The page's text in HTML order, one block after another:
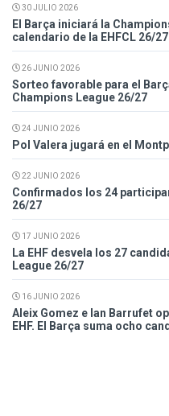
30 JULIO 2026
El Barça iniciará la
calendario de la EHFCL 26/27
26 JUNIO 2026
Sorteo favorable para el
Champions League 26/27
24 JUNIO 2026
Pol Valera jugará en el
22 JUNIO 2026
Confirmados los 24
26/27
17 JUNIO 2026
La EHF desvela los 27
League 26/27
16 JUNIO 2026
Aleix Gomez e Ian Barrufet
EHF. El Barça suma ocho